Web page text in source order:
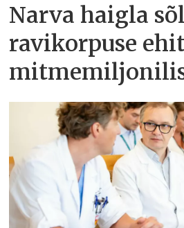
Narva haigla
ravikorpuse